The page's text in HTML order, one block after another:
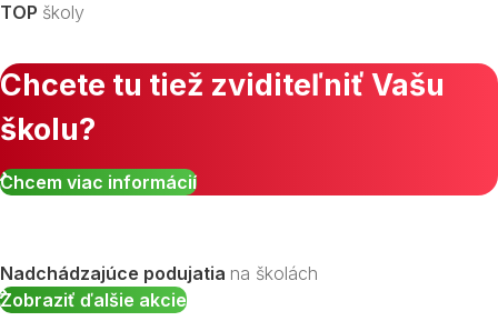
TOP školy
Chcete tu tiež zviditeľniť Vašu
školu?
Chcem viac informácií
Nadchádzajúce podujatia na školách
Zobraziť ďalšie akcie